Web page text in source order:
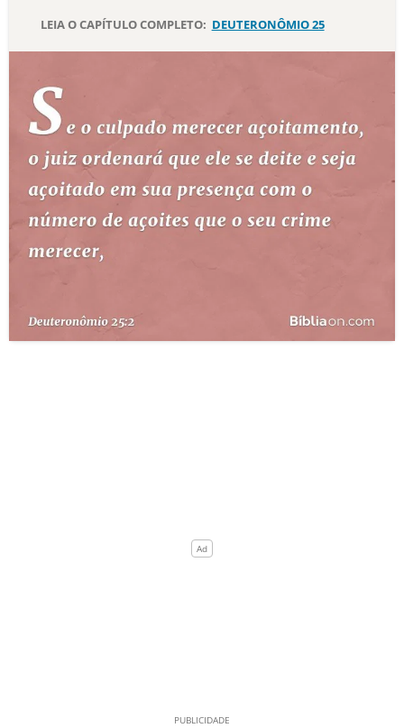
DEVOCIONAL DIÁRIO
ESTUDOS BÍBLICOS
ESBOÇOS DE PREGAÇÃO
TEMAS
PERGUNTE À BÍBLIA
QUEM SOMOS
LEIA O CAPÍTULO COMPLETO: DEUTERONÔMIO 25